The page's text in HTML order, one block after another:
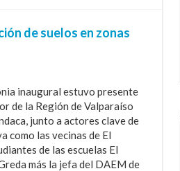
de suelos en zonas
inaugural estuvo presente
de la Región de Valparaíso
junto a actores clave de
como las vecinas de El
de las escuelas El
más la jefa del DAEM de